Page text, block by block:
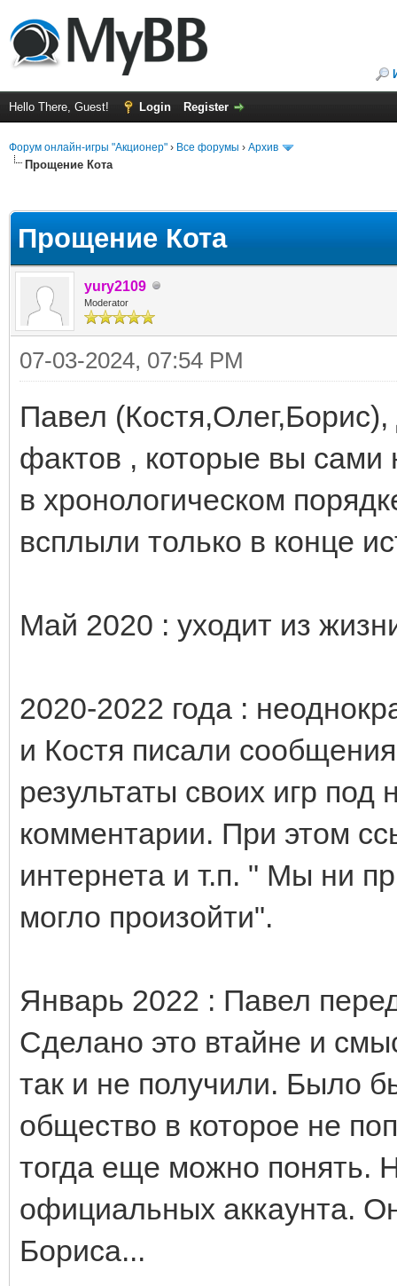
Hello There, Guest! Login Register
Форум онлайн-игры "Акционер" › Все форумы › Архив
Прощение Кота
Прощение Кота
yury2109
Moderator
07-03-2024, 07:54 PM
Павел
фактов , которые вы
в хронологическом
всплыли только в конце
Май 2020 : уходит из
2020-2022 года :
и Костя писали
результаты своих игр под
комментарии. При этом
интернета и т.п. " Мы ни
могло произойти".
Январь 2022 : Павел
Сделано это втайне и
так и не получили. Было
общество в которое не
тогда еще можно понять.
официальных аккаунта.
Бориса...